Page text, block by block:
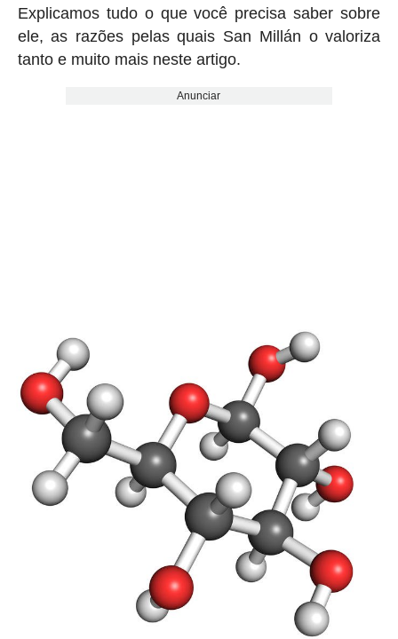
Explicamos tudo o que você precisa saber sobre
ele, as razões pelas quais San Millán o valoriza
tanto e muito mais neste artigo.
Anunciar